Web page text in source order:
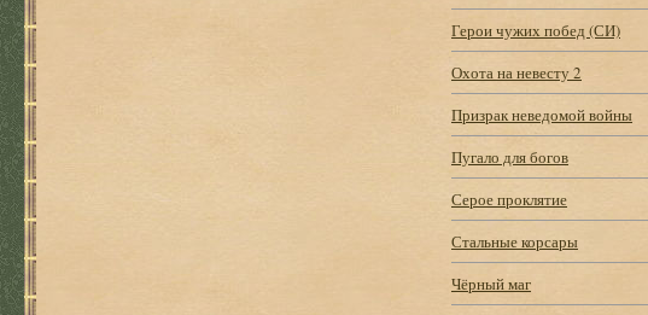
Герои чужих побед (СИ)
Охота на невесту 2
Призрак неведомой войны
Пугало для богов
Серое проклятие
Стальные корсары
Чёрный маг